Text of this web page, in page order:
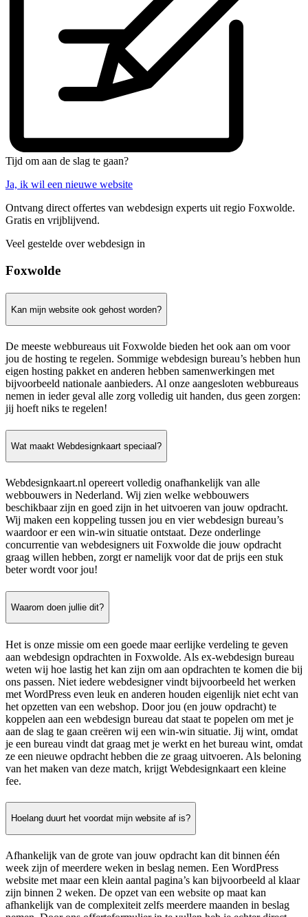
Tijd om aan de slag te gaan?
Ja, ik wil een nieuwe website
Ontvang direct offertes van webdesign experts uit regio Foxwolde.
Gratis en vrijblijvend.
Veel gestelde over webdesign in
Foxwolde
Kan mijn website ook gehost worden?
De meeste webbureaus uit Foxwolde bieden het ook aan om voor
jou de hosting te regelen. Sommige webdesign bureau’s hebben hun
eigen hosting pakket en anderen hebben samenwerkingen met
bijvoorbeeld nationale aanbieders. Al onze aangesloten webbureaus
nemen in ieder geval alle zorg volledig uit handen, dus geen zorgen:
jij hoeft niks te regelen!
Wat maakt Webdesignkaart speciaal?
Webdesignkaart.nl opereert volledig onafhankelijk van alle
webbouwers in Nederland. Wij zien welke webbouwers
beschikbaar zijn en goed zijn in het uitvoeren van jouw opdracht.
Wij maken een koppeling tussen jou en vier webdesign bureau’s
waardoor er een win-win situatie ontstaat. Deze onderlinge
concurrentie van webdesigners uit Foxwolde die jouw opdracht
graag willen hebben, zorgt er namelijk voor dat de prijs een stuk
beter wordt voor jou!
Waarom doen jullie dit?
Het is onze missie om een goede maar eerlijke verdeling te geven
aan webdesign opdrachten in Foxwolde. Als ex-webdesign bureau
weten wij hoe lastig het kan zijn om aan opdrachten te komen die bij
ons passen. Niet iedere webdesigner vindt bijvoorbeeld het werken
met WordPress even leuk en anderen houden eigenlijk niet echt van
het opzetten van een webshop. Door jou (en jouw opdracht) te
koppelen aan een webdesign bureau dat staat te popelen om met je
aan de slag te gaan creëren wij een win-win situatie. Jij wint, omdat
je een bureau vindt dat graag met je werkt en het bureau wint, omdat
ze een nieuwe opdracht hebben die ze graag uitvoeren. Als beloning
van het maken van deze match, krijgt Webdesignkaart een kleine
fee.
Hoelang duurt het voordat mijn website af is?
Afhankelijk van de grote van jouw opdracht kan dit binnen één
week zijn of meerdere weken in beslag nemen. Een WordPress
website met maar een klein aantal pagina’s kan bijvoorbeeld al klaar
zijn binnen 2 weken. De opzet van een website op maat kan
afhankelijk van de complexiteit zelfs meerdere maanden in beslag